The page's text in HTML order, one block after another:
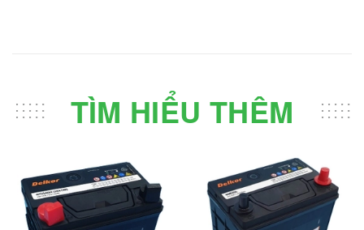
TÌM HIỂU THÊM